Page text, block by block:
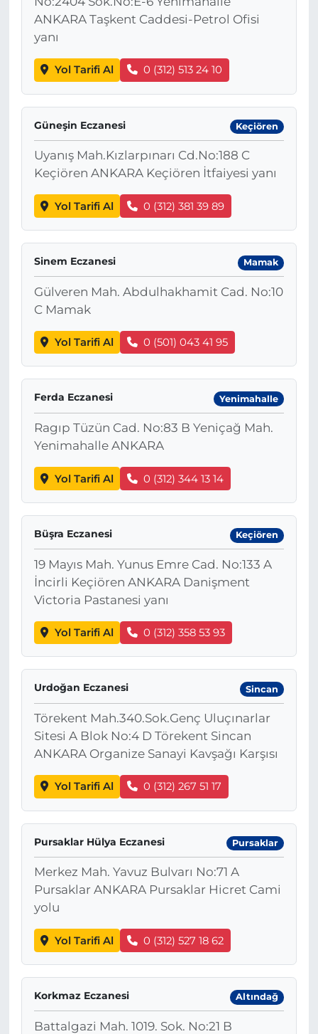
ANKARA Taşkent Caddesi-Petrol Ofisi
yanı
Yol Tarifi Al 0 (312) 513 24 10
Güneşin Eczanesi Keçiören
Uyanış Mah.Kızlarpınarı Cd.No:188 C
Keçiören ANKARA Keçiören İtfaiyesi yanı
Yol Tarifi Al 0 (312) 381 39 89
Sinem Eczanesi Mamak
Gülveren Mah. Abdulhakhamit Cad. No:10
C Mamak
Yol Tarifi Al 0 (501) 043 41 95
Ferda Eczanesi Yenimahalle
Ragıp Tüzün Cad. No:83 B Yeniçağ Mah.
Yenimahalle ANKARA
Yol Tarifi Al 0 (312) 344 13 14
Büşra Eczanesi Keçiören
19 Mayıs Mah. Yunus Emre Cad. No:133 A
İncirli Keçiören ANKARA Danişment
Victoria Pastanesi yanı
Yol Tarifi Al 0 (312) 358 53 93
Urdoğan Eczanesi Sincan
Törekent Mah.340.Sok.Genç Uluçınarlar
Sitesi A Blok No:4 D Törekent Sincan
ANKARA Organize Sanayi Kavşağı Karşısı
Yol Tarifi Al 0 (312) 267 51 17
Pursaklar Hülya Eczanesi Pursaklar
Merkez Mah. Yavuz Bulvarı No:71 A
Pursaklar ANKARA Pursaklar Hicret Cami
yolu
Yol Tarifi Al 0 (312) 527 18 62
Korkmaz Eczanesi Altındağ
Battalgazi Mah. 1019. Sok. No:21 B